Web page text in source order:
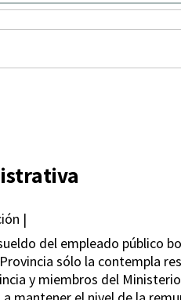
|
del empleado público
sólo la contempla
y miembros del